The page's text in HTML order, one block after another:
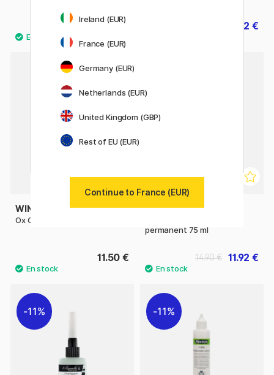
9.20 €
11.50 € 11.12 €
WINSOR & NEWTON
Ox Gall Liquid 75 ml
11.50 €
WINSOR & NEWTON
permanent 75 ml
11.92 €
14.90 €
11% 11%
Ireland (EUR)
France (EUR)
Germany (EUR)
Netherlands (EUR)
United Kingdom (GBP)
Rest of EU (EUR)
Continue to France (EUR)